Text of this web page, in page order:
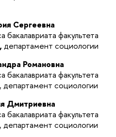
Сергеевна
бакалавриата факультета
департамент социологии
Романовна
бакалавриата факультета
департамент социологии
Дмитриевна
бакалавриата факультета
департамент социологии